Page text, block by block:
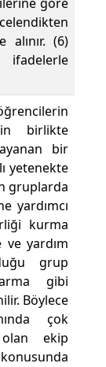
(6)
birlikte
bir
yetenekte
gruplarda
yardımcı
kurma
ve yardım
grup
gibi
Böylece
çok
ekip